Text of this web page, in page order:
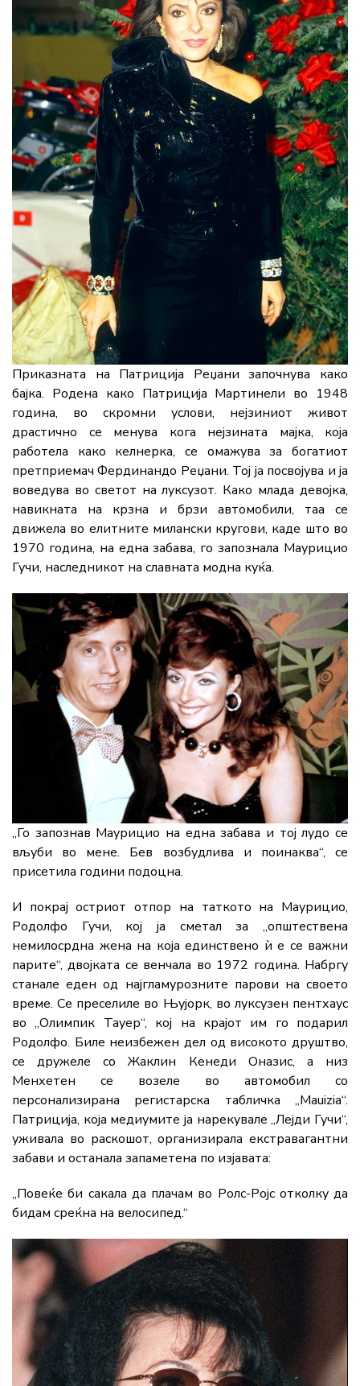
Приказната на Патриција Реџани започнува како
бајка. Родена како Патриција Мартинели во 1948
година, во скромни услови, нејзиниот живот
драстично се менува кога нејзината мајка, која
работела како келнерка, се омажува за богатиот
претприемач Фердинандо Реџани. Тој ја посвојува и ја
воведува во светот на луксузот. Како млада девојка,
навикната на крзна и брзи автомобили, таа се
движела во елитните милански кругови, каде што во
1970 година, на една забава, го запознала Маурицио
Гучи, наследникот на славната модна куќа.
„Го запознав Маурицио на една забава и тој лудо се
вљуби во мене. Бев возбудлива и поинаква“, се
присетила години подоцна.
И покрај остриот отпор на таткото на Маурицио,
Родолфо Гучи, кој ја сметал за „општествена
немилосрдна жена на која единствено ѝ е се важни
парите“, двојката се венчала во 1972 година. Набргу
станале еден од најгламурозните парови на своето
време. Се преселиле во Њујорк, во луксузен пентхаус
во „Олимпик Тауер“, кој на крајот им го подарил
Родолфо. Биле неизбежен дел од високото друштво,
се дружеле со Жаклин Кенеди Оназис, а низ
Менхетен се возеле во автомобил со
персонализирана регистарска табличка „Mauizia“.
Патриција, која медиумите ја нарекувале „Лејди Гучи“,
уживала во раскошот, организирала екстравагантни
забави и останала запаметена по изјавата:
„Повеќе би сакала да плачам во Ролс-Ројс отколку да
бидам среќна на велосипед.“